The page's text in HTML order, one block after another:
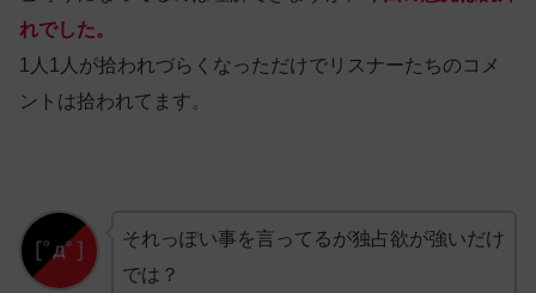
れでした。
1人1人が拾われづらくなっただけでリスナーたちのコメ
ントは拾われてます。
それっぽい事を言ってるが独占欲が強いだけ
では？